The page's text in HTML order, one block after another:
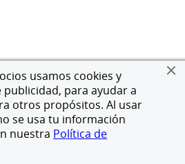
usamos cookies y
para ayudar a
otros propósitos. Al usar
se usa tu información
nuestra Política de